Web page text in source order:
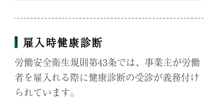
雇入時健康診断
労働安全衛生規則第43条では、事業主が労働
者を雇入れる際に健康診断の受診が義務付け
られています。